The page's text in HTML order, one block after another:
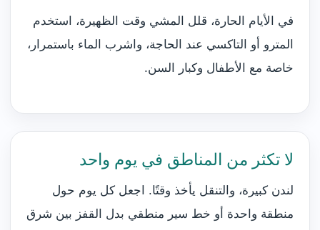
في الأيام الحارة، قلل المشي وقت الظهيرة، استخدم
المترو أو التاكسي عند الحاجة، واشرب الماء باستمرار،
خاصة مع الأطفال وكبار السن.
لا تكثر من المناطق في يوم واحد
لندن كبيرة، والتنقل يأخذ وقتًا. اجعل كل يوم حول
منطقة واحدة أو خط سير منطقي بدل القفز بين شرق